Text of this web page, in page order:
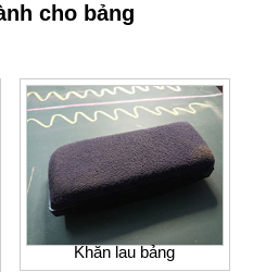
cho bảng
Khăn lau bảng